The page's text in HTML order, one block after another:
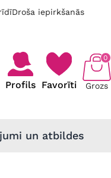
Droša iepirkšanās
Profils Favorīti Grozs
0
un atbildes